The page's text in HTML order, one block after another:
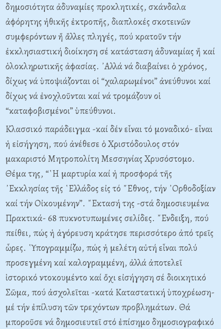
δημοσιότητα ἀδυναμίες προκλητικές, σκάνδαλα
ἀφόρητης ἠθικῆς ἐκτροπῆς, διαπλοκές σκοτεινῶν
συμφερόντων ἤ ἄλλες πληγές, πού κρατοῦν τήν
ἐκκλησιαστική διοίκηση σέ κατάσταση ἀδυναμίας ἤ καί
ὁλοκληρωτικῆς ἀφασίας. ᾿Αλλά νά διαβαίνει ὁ χρόνος,
δίχως νά ὑποψιάζονται οἱ “χαλαρωμένοι” ἀνεύθυνοι καί
δίχως νά ἐνοχλοῦνται καί νά τρομάζουν οἱ
“καταφοβισμένοι” ὑπεύθυνοι.
Κλασσικό παράδειγμα -καί δέν εἶναι τό μοναδικό- εἶναι
ἡ εἰσήγηση, πού ἀνέθεσε ὁ Χριστόδουλος στόν
μακαριστό Μητροπολίτη Μεσσηνίας Χρυσόστομο.
Θέμα της, “῾Η μαρτυρία καί ἡ προσφορά τῆς
᾿Εκκλησίας τῆς ῾Ελλάδος εἰς τό ῎Εθνος, τήν ᾿Ορθοδοξίαν
καί τήν Οἰκουμένην”. ῎Εκτασή της -στά δημοσιευμένα
Πρακτικά- 68 πυκνοτυπωμένες σελίδες. ῎Ενδειξη, πού
πείθει, πώς ἡ ἀγόρευση κράτησε περισσότερο ἀπό τρεῖς
ὧρες. ῾Υπογραμμίζω, πώς ἡ μελέτη αὐτή εἶναι πολύ
προσεγμένη καί καλογραμμένη, ἀλλά ἀποτελεῖ
ἱστορικό ντοκουμέντο καί ὄχι εἰσήγηση σέ διοικητικό
Σῶμα, πού ἀσχολεῖται -κατά Καταστατική ὑποχρέωση-
μέ τήν ἐπίλυση τῶν τρεχόντων προβλημάτων. Θά
μποροῦσε νά δημοσιευτεῖ στό ἐπίσημο δημοσιογραφικό